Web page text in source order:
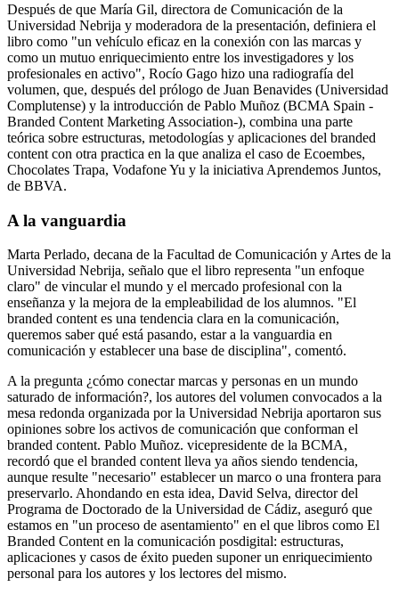
Después de que María Gil, directora de Comunicación de la
Universidad Nebrija y moderadora de la presentación, definiera el
libro como "un vehículo eficaz en la conexión con las marcas y
como un mutuo enriquecimiento entre los investigadores y los
profesionales en activo", Rocío Gago hizo una radiografía del
volumen, que, después del prólogo de Juan Benavides (Universidad
Complutense) y la introducción de Pablo Muñoz (BCMA Spain -
Branded Content Marketing Association-), combina una parte
teórica sobre estructuras, metodologías y aplicaciones del branded
content con otra practica en la que analiza el caso de Ecoembes,
Chocolates Trapa, Vodafone Yu y la iniciativa Aprendemos Juntos,
de BBVA.
A la vanguardia
Marta Perlado, decana de la Facultad de Comunicación y Artes de la
Universidad Nebrija, señalo que el libro representa "un enfoque
claro" de vincular el mundo y el mercado profesional con la
enseñanza y la mejora de la empleabilidad de los alumnos. "El
branded content es una tendencia clara en la comunicación,
queremos saber qué está pasando, estar a la vanguardia en
comunicación y establecer una base de disciplina", comentó.
A la pregunta ¿cómo conectar marcas y personas en un mundo
saturado de información?, los autores del volumen convocados a la
mesa redonda organizada por la Universidad Nebrija aportaron sus
opiniones sobre los activos de comunicación que conforman el
branded content. Pablo Muñoz. vicepresidente de la BCMA,
recordó que el branded content lleva ya años siendo tendencia,
aunque resulte "necesario" establecer un marco o una frontera para
preservarlo. Ahondando en esta idea, David Selva, director del
Programa de Doctorado de la Universidad de Cádiz, aseguró que
estamos en "un proceso de asentamiento" en el que libros como El
Branded Content en la comunicación posdigital: estructuras,
aplicaciones y casos de éxito pueden suponer un enriquecimiento
personal para los autores y los lectores del mismo.